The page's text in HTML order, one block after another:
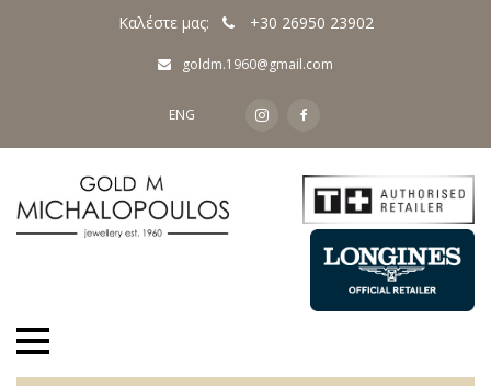
Καλέστε μας: +30 26950 23902
goldm.1960@gmail.com
ENG